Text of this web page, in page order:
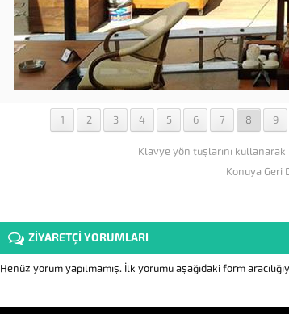
1 2 3 4 5 6 7 8 9
Klavye yön tuşlarını
Konuya Geri
ZİYARETÇİ YORUMLARI
Henüz yorum yapılmamış. İlk yorumu aşağıdaki form